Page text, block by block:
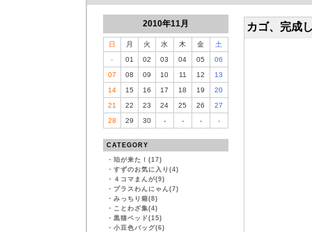
2010年11月
日 月 火 水 木 金
土
-
01 02 03 04 05
06
07
08 09 10 11 12
13
14
15 16 17 18 19
20
21
22 23 24 25 26
27
28
29 30 - - - -
CATEGORY
・ 珀が来た！(17)
・ すずのお気に入り(4)
・ ４コマまんが(9)
・ プラスわんにゃん(7)
・ みっちり箱(8)
・ ことわざ集(4)
・ 黒猫ベッド(15)
・ 小豆色バッグ(6)
カゴ、完成